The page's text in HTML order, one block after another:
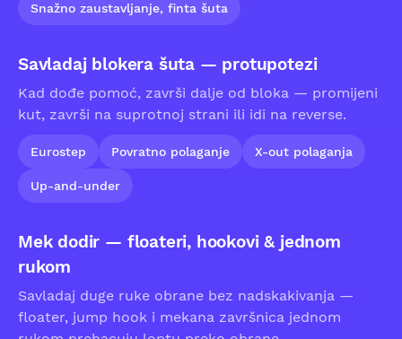
Snažno zaustavljanje, finta šuta
Savladaj blokera šuta — protupotezi
Kad dođe pomoć, završi dalje od bloka — promijeni
kut, završi na suprotnoj strani ili idi na reverse.
Eurostep Povratno polaganje X-out polaganja
Up-and-under
Mek dodir — floateri, hookovi & jednom
rukom
Savladaj duge ruke obrane bez nadskakivanja —
floater, jump hook i mekana završnica jednom